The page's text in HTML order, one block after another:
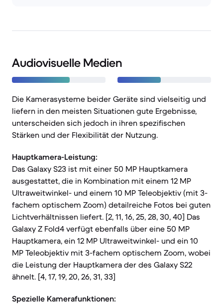
Audiovisuelle Medien
Die Kamerasysteme beider Geräte sind vielseitig und
liefern in den meisten Situationen gute Ergebnisse,
unterscheiden sich jedoch in ihren spezifischen
Stärken und der Flexibilität der Nutzung.
Hauptkamera-Leistung:
Das Galaxy S23 ist mit einer 50 MP Hauptkamera
ausgestattet, die in Kombination mit einem 12 MP
Ultraweitwinkel- und einem 10 MP Teleobjektiv (mit 3-
fachem optischem Zoom) detailreiche Fotos bei guten
Lichtverhältnissen liefert. [2, 11, 16, 25, 28, 30, 40] Das
Galaxy Z Fold4 verfügt ebenfalls über eine 50 MP
Hauptkamera, ein 12 MP Ultraweitwinkel- und ein 10
MP Teleobjektiv mit 3-fachem optischem Zoom, wobei
die Leistung der Hauptkamera der des Galaxy S22
ähnelt. [4, 17, 19, 20, 26, 31, 33]
Spezielle Kamerafunktionen: